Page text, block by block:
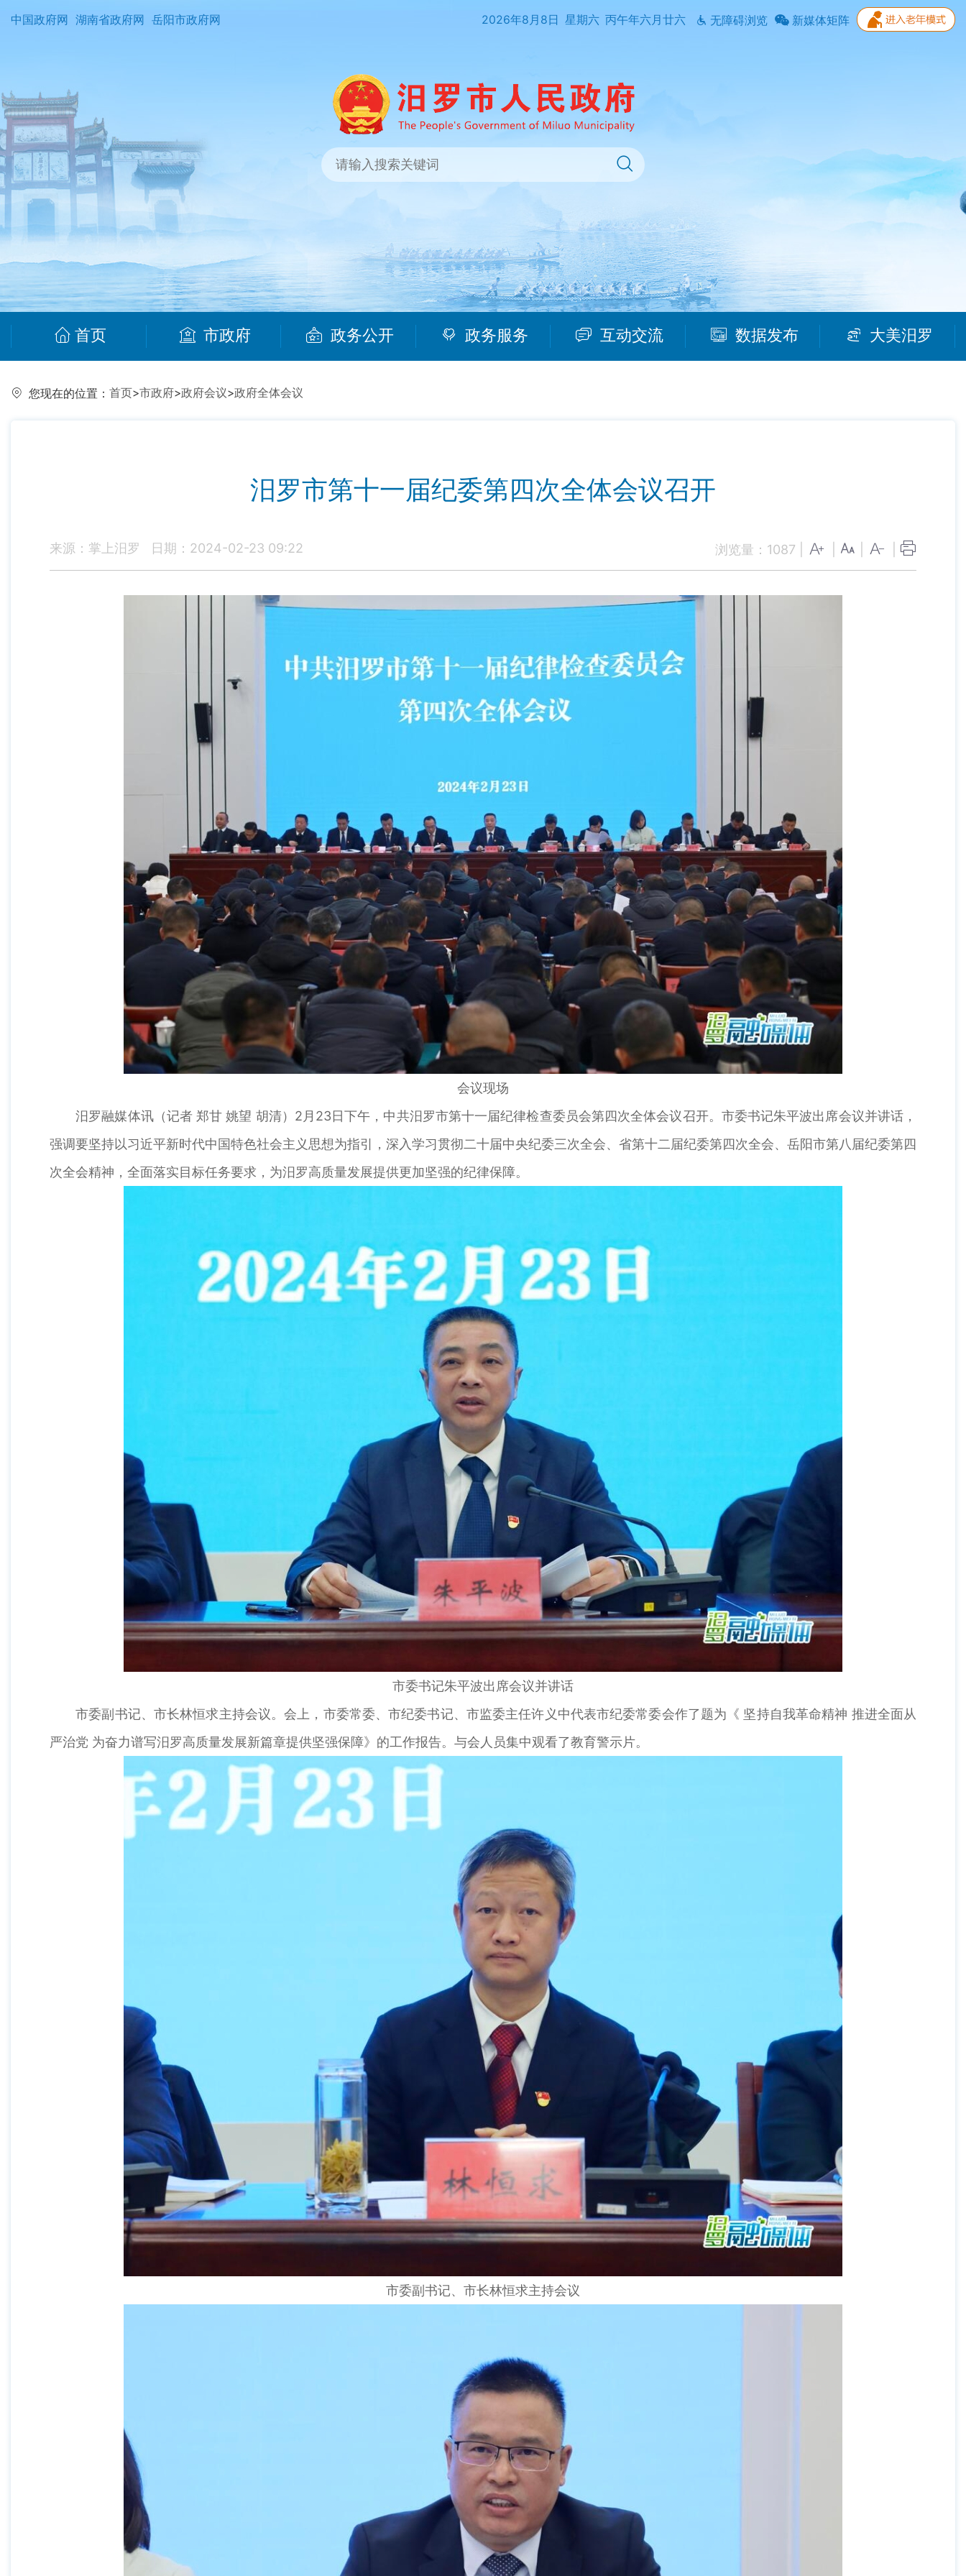
中国政府网 湖南省政府网 岳阳市政府网 2026年8月8日 星期六 丙午年六月廿六 无障碍浏览 新媒体矩阵
首页 市政府 政务公开 政务服务 互动交流 数据发布 大美汨罗
您现在的位置： 首页>市政府>政府会议>政府全体会议
汨罗市第十一届纪委第四次全体会议召开
来源：掌上汨罗 日期：2024-02-23 09:22 浏览量： 1087
会议现场
汨罗融媒体讯（记者 郑甘 姚望 胡清）2月23日下午，中共汨罗市第十一届纪律检查委员会第四次全体会议召开。市委书记朱平波出席会议并讲话，
强调要坚持以习近平新时代中国特色社会主义思想为指引，深入学习贯彻二十届中央纪委三次全会、省第十二届纪委第四次全会、岳阳市第八届纪委第四
次全会精神，全面落实目标任务要求，为汨罗高质量发展提供更加坚强的纪律保障。
市委书记朱平波出席会议并讲话
市委副书记、市长林恒求主持会议。会上，市委常委、市纪委书记、市监委主任许义中代表市纪委常委会作了题为《 坚持自我革命精神 推进全面从
严治党 为奋力谱写汨罗高质量发展新篇章提供坚强保障》的工作报告。与会人员集中观看了教育警示片。
市委副书记、市长林恒求主持会议